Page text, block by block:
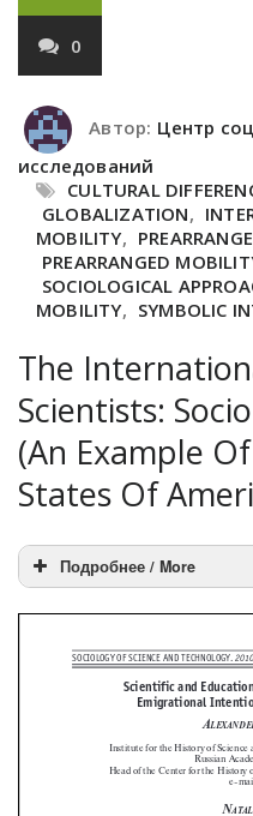
0
Автор: Центр
исследований
CULTURAL
GLOBALIZATION,
MOBILITY,
PREARRANGED
SOCIOLOGICAL
MOBILITY, SYMBOLIC
The
Scientists:
(An Example
States Of
Подробнее / More